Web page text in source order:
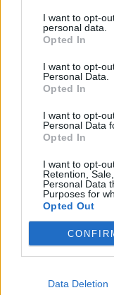
I want to opt-
personal data.
Opted In
I want to opt-
Personal Data.
Opted In
I want to opt-
Personal Data
Opted In
I want to opt-
Retention,
Personal Data
Purposes for
Opted Out
Data Deletion
Billigere